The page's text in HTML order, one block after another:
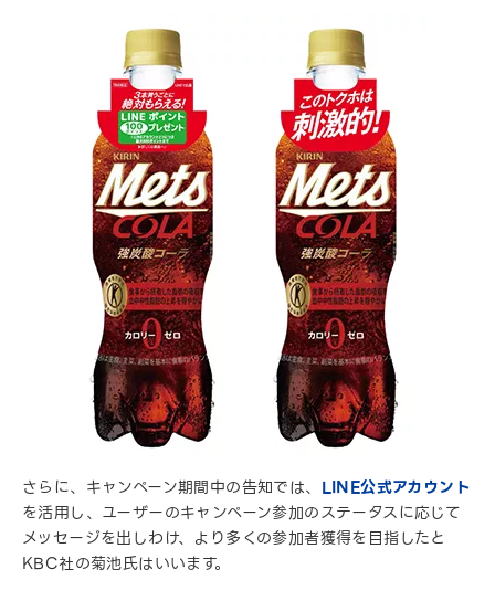
さらに、キャンペーン期間中の告知では、 LINE公式アカウント
を活用し、ユーザーのキャンペーン参加のステータスに応じて
メッセージを出しわけ、より多くの参加者獲得を目指したと
KBC社の菊池氏はいいます。